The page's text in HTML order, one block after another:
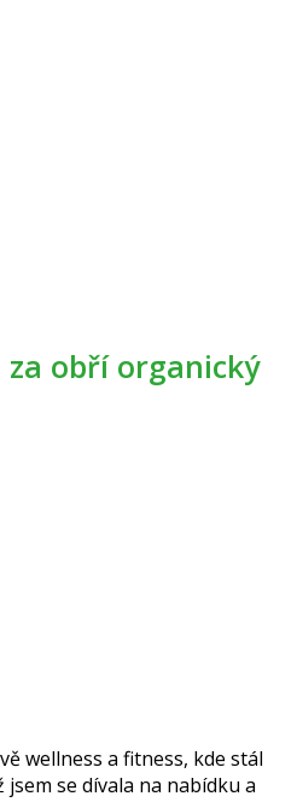
wellness a fitness, kde stál
se dívala na nabídku a